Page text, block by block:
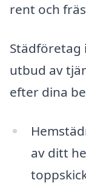
rent och
utbud av
efter dina
av ditt